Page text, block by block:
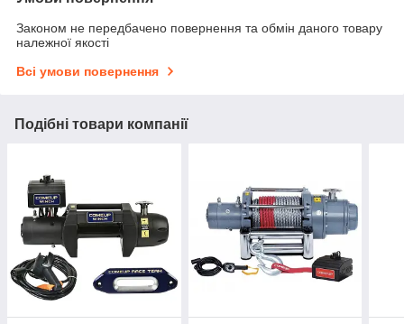
Законом не передбачено повернення та обмін даного товару
належної якості
Всі умови повернення
Подібні товари компанії